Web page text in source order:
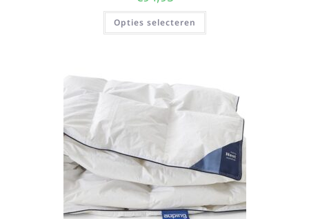
Opties selecteren